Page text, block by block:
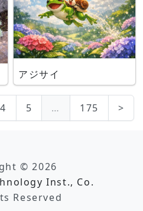
アジサイ
4 5 … 175 >
© 2026
Inst., Co.
Reserved